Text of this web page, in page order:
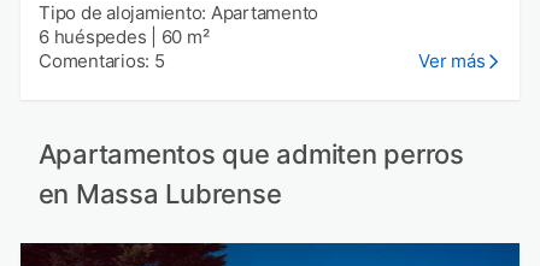
Tipo de alojamiento: Apartamento
6 huéspedes
60 m²
Comentarios: 5
Ver más
Apartamentos que admiten perros
en Massa Lubrense